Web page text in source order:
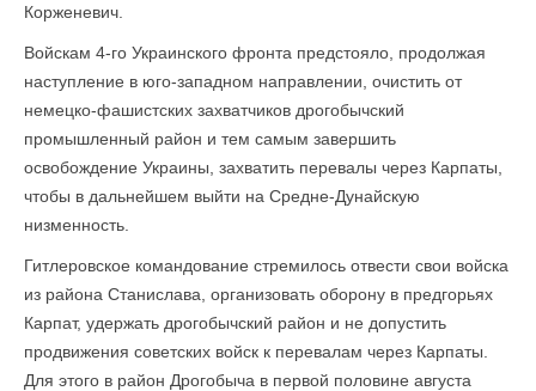
Корженевич.
Войскам 4-го Украинского фронта предстояло, продолжая
наступление в юго-западном направлении, очистить от
немецко-фашистских захватчиков дрогобычский
промышленный район и тем самым завершить
освобождение Украины, захватить перевалы через Карпаты,
чтобы в дальнейшем выйти на Средне-Дунайскую
низменность.
Гитлеровское командование стремилось отвести свои войска
из района Станислава, организовать оборону в предгорьях
Карпат, удержать дрогобычский район и не допустить
продвижения советских войск к перевалам через Карпаты.
Для этого в район Дрогобыча в первой половине августа